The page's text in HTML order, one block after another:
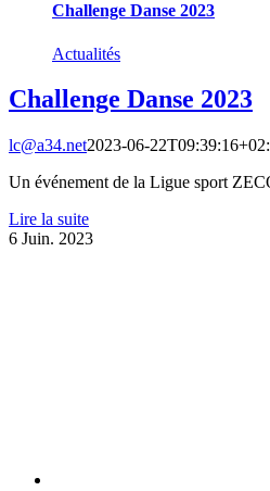
Challenge Danse 2023
Actualités
Challenge Danse 2023
lc@a34.net2023-06-
Un événement de la Ligue sport
Lire la suite
6 Juin. 2023